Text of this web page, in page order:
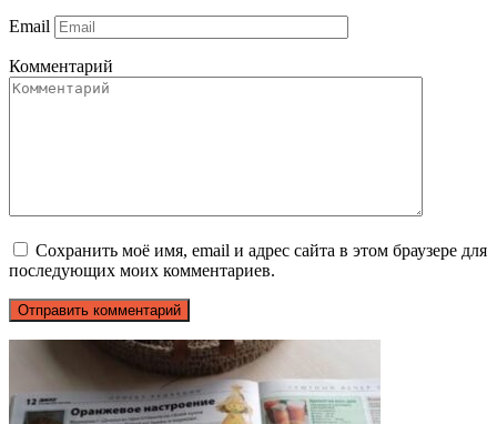
Email
Комментарий
Сохранить моё имя, email и адрес сайта в этом браузере для
последующих моих комментариев.